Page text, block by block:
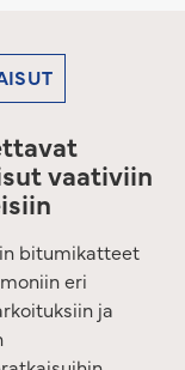
vaativiin
bitumikatteet
eri
ja